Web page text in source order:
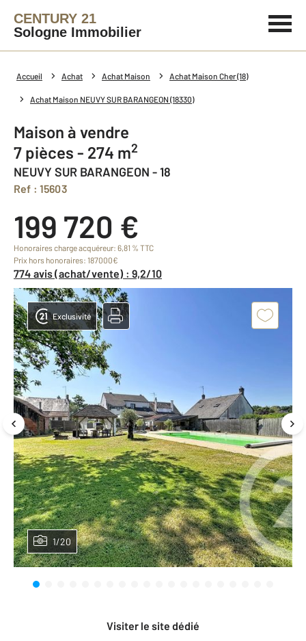
CENTURY 21
Sologne Immobilier
Accueil Achat Achat Maison Achat Maison Cher (18)
Achat Maison NEUVY SUR BARANGEON (18330)
Maison à vendre
7 pièces - 274 m2
NEUVY SUR BARANGEON - 18
Ref : 15603
199 720 €
Honoraires charge acquéreur: 6,81 % TTC
Prix hors honoraires: 187000€
774 avis (achat/vente) : 9,2/10
1/20
Exclusivité
Visiter le site dédié